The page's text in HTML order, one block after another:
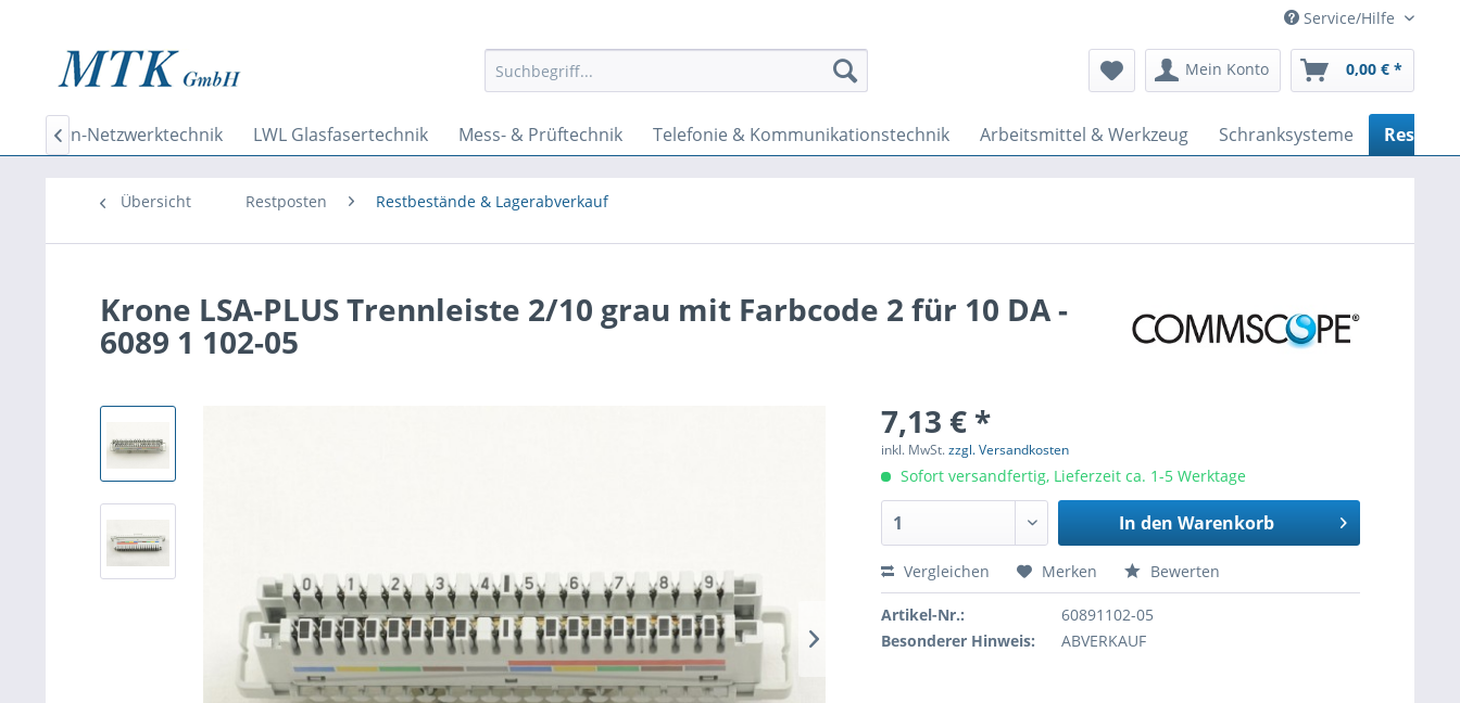
Service/Hilfe
Mein Konto 0,00 € *
Daten-Netzwerktechnik LWL Glasfasertechnik Mess- & Prüftechnik Telefonie & Kommunikationstechnik Arbeitsmittel & Werkzeug Schranksysteme

Übersicht Restposten Restbestände & Lagerabverkauf
Krone LSA-PLUS Trennleiste 2/10 grau mit Farbcode 2 für 10 DA -
6089 1 102-05
7,13 € *
inkl. MwSt.zzgl. Versandkosten
Sofort versandfertig, Lieferzeit ca. 1-5 Werktage
In den Warenkorb
Vergleichen Merken Bewerten
Artikel-Nr.:
60891102-05
Besonderer Hinweis:
ABVERKAUF